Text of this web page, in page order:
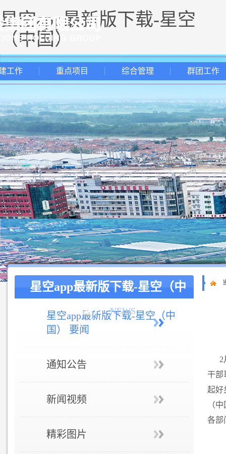
星空app最新版下载-星空
（中国）
工作 重点项目 综合管理 群团工作
星空app最新版下载-星空（中
国） NEWS
星空app最新版下载-星空（中
国） 要闻
通知公告
新闻视频
精彩图片
2
干部
起好
（
各部